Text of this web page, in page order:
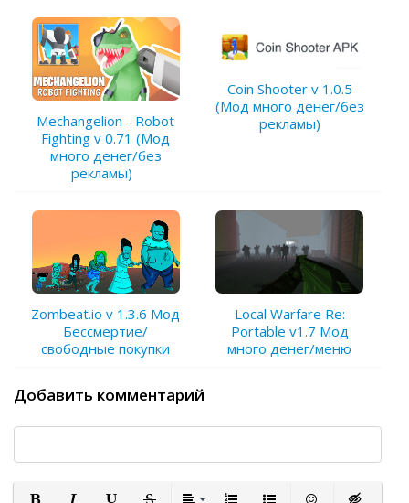
Mechangelion - Robot
Fighting v 0.71 (Мод
много денег/без
рекламы)
Coin Shooter v 1.0.5
(Мод много денег/без
рекламы)
Zombeat.io v 1.3.6 Мод
Бессмертие/
свободные покупки
Local Warfare Re:
Portable v1.7 Мод
много денег/меню
Добавить комментарий